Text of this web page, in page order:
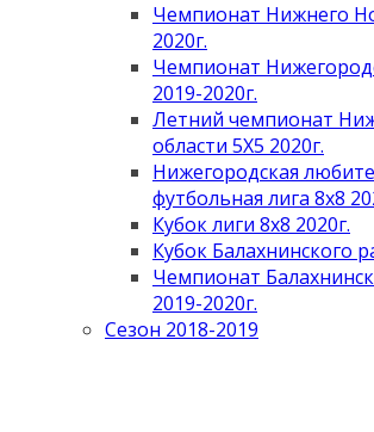
Чемпионат Нижнего
2020г.
Чемпионат
2019-2020г.
Летний чемпионат
области 5Х5 2020г.
Нижегородская
футбольная лига 8х8
Кубок лиги 8х8 2020г.
Кубок Балахнинского
Чемпионат
2019-2020г.
Сезон 2018-2019